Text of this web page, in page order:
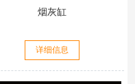
烟灰缸
详细信息